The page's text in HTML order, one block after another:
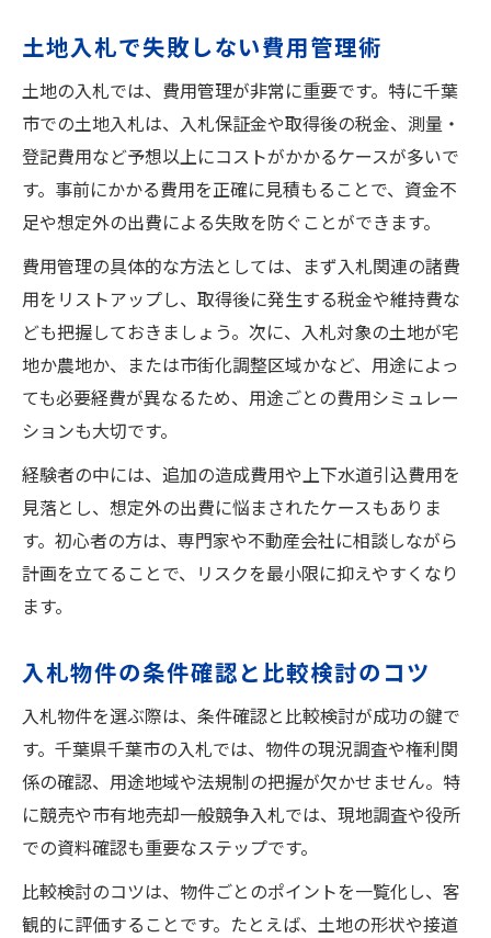
土地入札で失敗しない費用管理術
土地の入札では、費用管理が非常に重要です。特に千葉
市での土地入札は、入札保証金や取得後の税金、測量・
登記費用など予想以上にコストがかかるケースが多いで
す。事前にかかる費用を正確に見積もることで、資金不
足や想定外の出費による失敗を防ぐことができます。
費用管理の具体的な方法としては、まず入札関連の諸費
用をリストアップし、取得後に発生する税金や維持費な
ども把握しておきましょう。次に、入札対象の土地が宅
地か農地か、または市街化調整区域かなど、用途によっ
ても必要経費が異なるため、用途ごとの費用シミュレー
ションも大切です。
経験者の中には、追加の造成費用や上下水道引込費用を
見落とし、想定外の出費に悩まされたケースもありま
す。初心者の方は、専門家や不動産会社に相談しながら
計画を立てることで、リスクを最小限に抑えやすくなり
ます。
入札物件の条件確認と比較検討のコツ
入札物件を選ぶ際は、条件確認と比較検討が成功の鍵で
す。千葉県千葉市の入札では、物件の現況調査や権利関
係の確認、用途地域や法規制の把握が欠かせません。特
に競売や市有地売却一般競争入札では、現地調査や役所
での資料確認も重要なステップです。
比較検討のコツは、物件ごとのポイントを一覧化し、客
観的に評価することです。たとえば、土地の形状や接道